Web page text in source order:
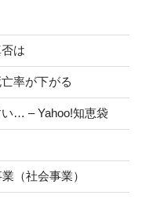
は
率が下がる
… – Yahoo!知恵袋
（社会事業）